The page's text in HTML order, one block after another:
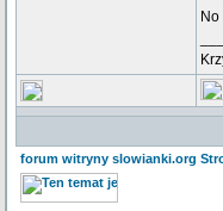
forum witryny slowianki.org